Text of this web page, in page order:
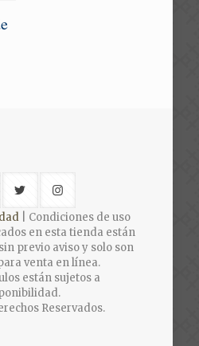
| Condiciones de uso
en esta tienda están
previo aviso y solo son
venta en línea.
están sujetos a
Reservados.